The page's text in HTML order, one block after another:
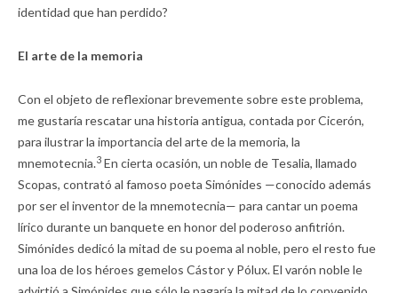
identidad que han perdido?
El arte de la memoria
Con el objeto de reflexionar brevemente sobre este problema,
me gustaría rescatar una historia antigua, contada por Cicerón,
para ilustrar la importancia del arte de la memoria, la
mnemotecnia.3 En cierta ocasión, un noble de Tesalia, llamado
Scopas, contrató al famoso poeta Simónides —conocido además
por ser el inventor de la mnemotecnia— para cantar un poema
lírico durante un banquete en honor del poderoso anfitrión.
Simónides dedicó la mitad de su poema al noble, pero el resto fue
una loa de los héroes gemelos Cástor y Pólux. El varón noble le